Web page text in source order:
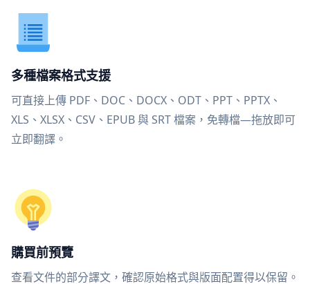
多種檔案格式支援
可直接上傳 PDF、DOC、DOCX、ODT、PPT、PPTX、
XLS、XLSX、CSV、EPUB 與 SRT 檔案，免轉檔—拖放即可
立即翻譯。
購買前預覽
查看文件的部分譯文，確認原始格式與版面配置得以保留。